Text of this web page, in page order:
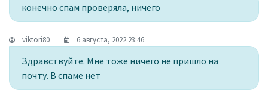
конечно спам проверяла, ничего
viktori80 6 августа, 2022 23:46
Здравствуйте. Мне тоже ничего не пришло на
почту. В спаме нет